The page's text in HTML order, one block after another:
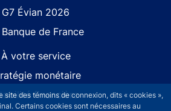
site des témoins de connexion, dits « cookies »,
Certains cookies sont nécessaires au
G7 Évian 2026
Banque de France
À votre service
monétaire
financière